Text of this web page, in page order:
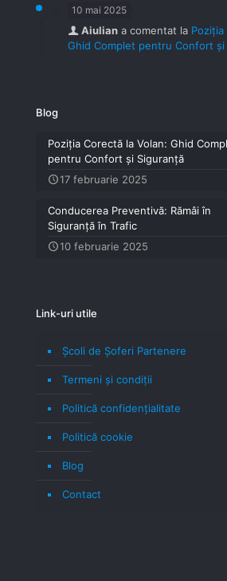
10 mai 2025
Aiulian a comentat la Poziția
Ghid Complet pentru Confort și
Blog
Poziția Corectă la Volan: Ghid
pentru Confort și Siguranță
17 februarie 2025
Conducerea Preventivă: Rămâi în
Siguranță în Trafic
10 februarie 2025
Link-uri utile
Școli de Șoferi Partenere
Termeni şi condiţii
Politică confidenţialitate
Politică cookie
Blog
Contact